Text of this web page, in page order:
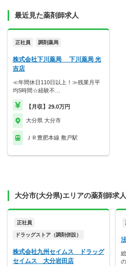
最近見た薬剤師求人
正社員 調剤薬局
株式会社下川薬局 下川薬局 光
吉店
≪年間休日110日以上！≫残業月平
均5時間☆経験不…
【月収】29.0万円
大分県 大分市
ＪＲ豊肥本線 敷戸駅
大分市(大分県)エリアの薬剤師求人
正社員
ドラッグストア（調剤併設）
株式会社九州セイムス ドラッグ
セイムス 大分岩田店